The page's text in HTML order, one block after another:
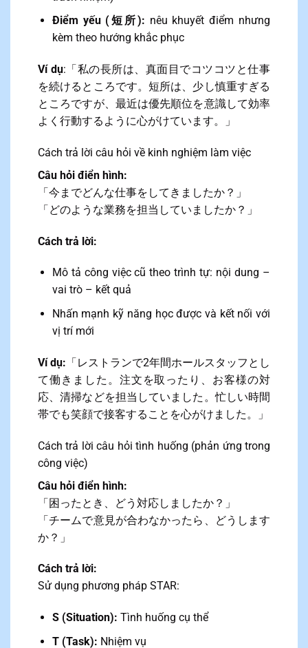
Điểm yếu (短所): nêu khuyết điểm nhưng
kèm theo hướng khắc phục
Ví dụ:「私の長所は、真面目でコツコツと仕事
を続けるところです。短所は、少し慎重すぎる
ところですが、最近は優先順位を意識して効率
よく行動するように心がけています。」
Cách trả lời câu hỏi về kinh nghiệm làm việc
Câu hỏi điển hình:
「今までどんな仕事をしてきましたか？」
「どのような業務を担当していましたか？」
Cách trả lời:
Mô tả công việc cũ theo trình tự: nội dung –
vai trò – kết quả
Nhấn mạnh kỹ năng học được và kết nối với
vị trí mới
Ví dụ: 「レストランで2年間ホールスタッフとし
て働きました。注文を取ったり、お客様の対
応、清掃などを担当していました。忙しい時間
帯でも笑顔で接客することを心がけました。」
Cách trả lời câu hỏi tình huống (phản ứng trong
công việc)
Câu hỏi điển hình:
「困ったとき、どう対応しましたか？」
「チームで意見が合わなかったら、どうします
か？」
Cách trả lời:
Sử dụng phương pháp STAR:
S (Situation): Tình huống cụ thể
T (Task): Nhiệm vụ